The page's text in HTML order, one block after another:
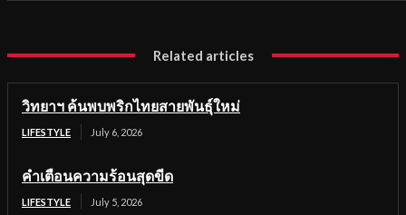
Related articles
วิทยาฯ ค้นพบพริกไทยสายพันธุ์ใหม่
LIFESTYLE July 6, 2026
คำเตือนความร้อนสุดขีด
LIFESTYLE July 5, 2026